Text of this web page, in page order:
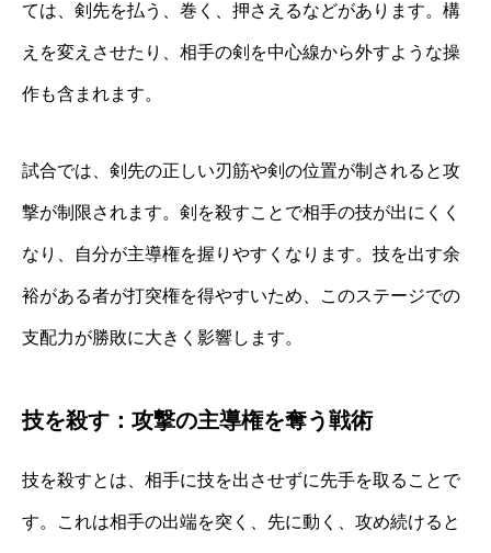
ては、剣先を払う、巻く、押さえるなどがあります。構
えを変えさせたり、相手の剣を中心線から外すような操
作も含まれます。
試合では、剣先の正しい刃筋や剣の位置が制されると攻
撃が制限されます。剣を殺すことで相手の技が出にくく
なり、自分が主導権を握りやすくなります。技を出す余
裕がある者が打突権を得やすいため、このステージでの
支配力が勝敗に大きく影響します。
技を殺す：攻撃の主導権を奪う戦術
技を殺すとは、相手に技を出させずに先手を取ることで
す。これは相手の出端を突く、先に動く、攻め続けると